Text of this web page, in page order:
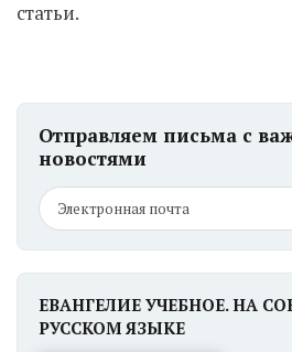
статьи.
Отправляем письма с
новостями
ЕВАНГЕЛИЕ УЧЕБНОЕ. НА
РУССКОМ ЯЗЫКЕ